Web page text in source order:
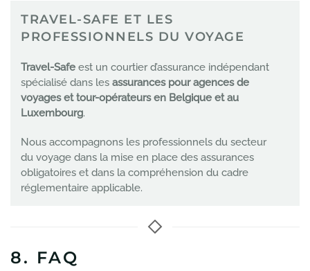
TRAVEL-SAFE ET LES
PROFESSIONNELS DU VOYAGE
Travel-Safe est un courtier d’assurance indépendant
spécialisé dans les assurances pour agences de
voyages et tour-opérateurs en Belgique et au
Luxembourg.
Nous accompagnons les professionnels du secteur
du voyage dans la mise en place des assurances
obligatoires et dans la compréhension du cadre
réglementaire applicable.
8. FAQ